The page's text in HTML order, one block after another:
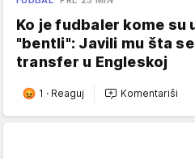
Ko je fudbaler kome su
"bentli": Javili mu šta
transfer u Engleskoj
1 · Reaguj Komentariši